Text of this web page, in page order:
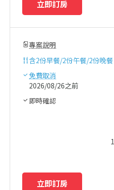
立即訂房
專案說明
含2份早餐/2份午餐/2份晚餐
免費取消
2026/08/26之前
即時確認
1
立即訂房